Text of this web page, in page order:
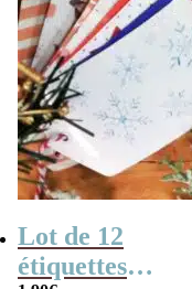
Lot de 12
étiquettes